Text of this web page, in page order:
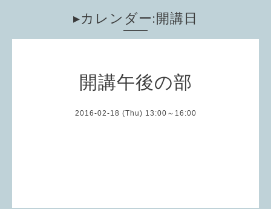
▸カレンダー:開講日
開講午後の部
2016-02-18 (Thu) 13:00～16:00